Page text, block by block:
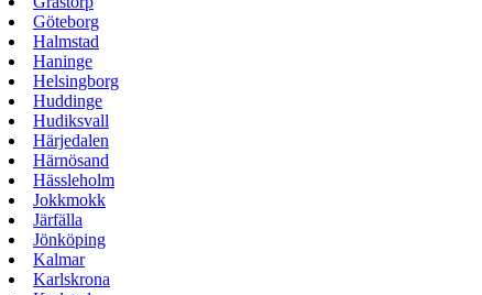
Göteborg
Halmstad
Haninge
Helsingborg
Huddinge
Hudiksvall
Härjedalen
Härnösand
Hässleholm
Jokkmokk
Järfälla
Jönköping
Kalmar
Karlskrona